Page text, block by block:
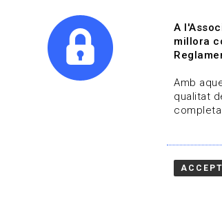
A
millora
Amb
qualitat